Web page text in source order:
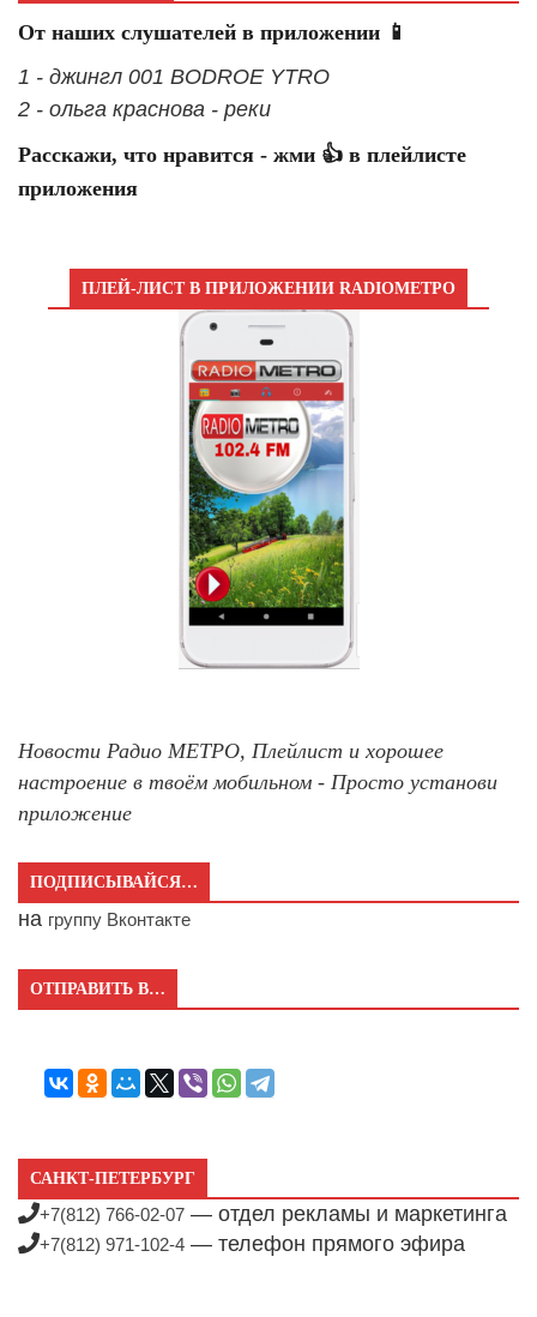
От наших слушателей в приложении 📱
1 - джингл 001 BODROE YTRO
2 - ольга краснова - реки
Расскажи, что нравится - жми 👍 в плейлисте
приложения
ПЛЕЙ-ЛИСТ В ПРИЛОЖЕНИИ RADIOМЕТРО
Новости Радио МЕТРО, Плейлист и хорошее
настроение в твоём мобильном - Просто установи
приложение
ПОДПИСЫВАЙСЯ…
на группу Вконтакте
ОТПРАВИТЬ В…
САНКТ-ПЕТЕРБУРГ
+7(812) 766-02-07 — отдел рекламы и маркетинга
+7(812) 971-102-4 — телефон прямого эфира